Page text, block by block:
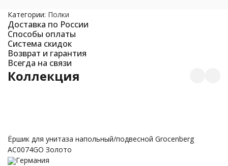
Категории: Полки
Доставка по России
Способы оплаты
Система скидок
Возврат и гарантия
Всегда на связи
Коллекция
Ёршик для унитаза напольный/подвесной Grocenberg
AC0074GO Золото
Германия